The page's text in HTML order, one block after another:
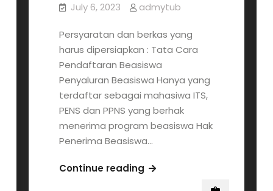
July 6, 2023 admytub
Persyaratan dan berkas yang
harus dipersiapkan : Tata Cara
Pendaftaran Beasiswa
Penyaluran Beasiswa Hanya yang
terdaftar sebagai mahasiwa ITS,
PENS dan PPNS yang berhak
menerima program beasiswa Hak
Penerima Beasiswa…
Continue readingPengumuman!